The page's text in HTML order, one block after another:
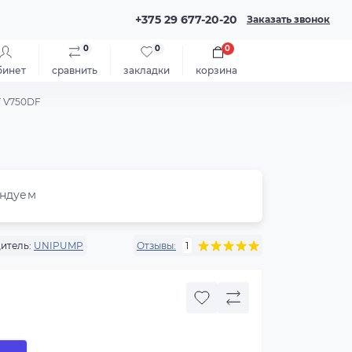
+375 29 677-20-20 Заказать звонок
сравнить
0
закладки
0
корзина
0
UNIPUMP Отзывы: 1